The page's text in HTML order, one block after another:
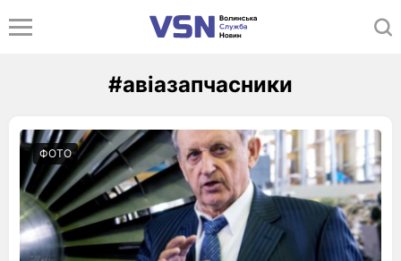
#авіазапчасники
ФОТО